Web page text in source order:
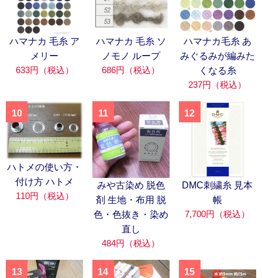
ハマナカ 毛糸 ア
メリー
633円（税込）
ハマナカ 毛糸 ソ
ノモノ ループ
686円（税込）
ハマナカ毛糸 あ
みぐるみが編みた
くなる糸
237円（税込）
10
ハトメの使い方・
付け方 ハトメ
110円（税込）
11
みや古染め 脱色
剤 生地・布用 脱
色・色抜き・染め
直し
484円（税込）
12
DMC刺繍糸 見本
帳
7,700円（税込）
13 14 15